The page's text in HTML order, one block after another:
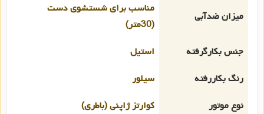
میزان ضدآبی
مناسب برای شستشوی دست
(30متر)
جنس بکارگرفته
استیل
رنگ بکاررفته
سیلور
نوع موتور
کوارتز ژاپنی (باطری)